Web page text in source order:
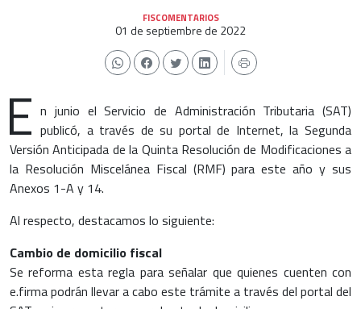
FISCOMENTARIOS
01 de septiembre de 2022
E n junio el Servicio de Administración Tributaria (SAT)
publicó, a través de su portal de Internet, la Segunda
Versión Anticipada de la Quinta Resolución de Modificaciones a
la Resolución Miscelánea Fiscal (RMF) para este año y sus
Anexos 1-A y 14.
Al respecto, destacamos lo siguiente:
Cambio de domicilio fiscal
Se reforma esta regla para señalar que quienes cuenten con
e.firma podrán llevar a cabo este trámite a través del portal del